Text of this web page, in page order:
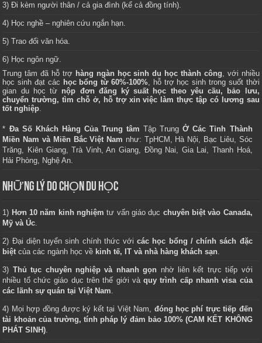
3) Đi kèm người thân / cả gia đình (kể cả đồng tính).
4) Học nghề – nghiên cứu ngắn hạn.
5) Trao đổi văn hóa.
6) Học ngôn ngữ.
Trung tâm đã hỗ trợ hàng ngàn học sinh du học thành công, với nhiều
học sinh đạt các học bổng từ 60%-100%, hỗ trợ học sinh trong suốt thời
gian du học từ nộp đơn đăng ký suất học theo yêu cầu, bảo lưu,
chuyển trường, tìm chỗ ở, hỗ trợ xin việc làm thực tập có lương sau
tốt nghiệp.
* Đa Số Khách Hàng Của Trung tâm Tập TrungỞ Các Tỉnh Thành
Miền Nam và Miền Bắc Việt Nam như: TpHCM, Hà Nội, Bạc Liêu, Sóc
Trăng, Kiên Giang, Trà Vinh, An Giang, Đồng Nai, Gia Lai, Thanh Hoá,
Hải Phòng, Nghệ An.
NHỮNG LÝ DO CHỌN DU HỌC
1) Hơn 10 năm kinh nghiệm tư vấn giáo dục chuyên biệt vào Canada,
Mỹ và Úc.
2) Đại diện tuyển sinh chính thức vớicác học bổng / chính sách đặc
biệt của các ngành học về kinh tế, IT và nhà hàng khách sạn.
3) Thủ tục chuyên nghiệp và nhanh gọn nhờ liên kết trực tiếp với
nhiều tổ chức giáo dục trên thế giới vàquy trình cấp nhanh visa của
các lãnh sự quán tại Việt Nam.
4) Mọi hợp đồng được ký kết tại Việt Nam, đóng học phí trực tiếp đến
tài khoản của trường, tính pháp lý đảm bảo 100% (CAM KẾT KHÔNG
PHÁT SINH).